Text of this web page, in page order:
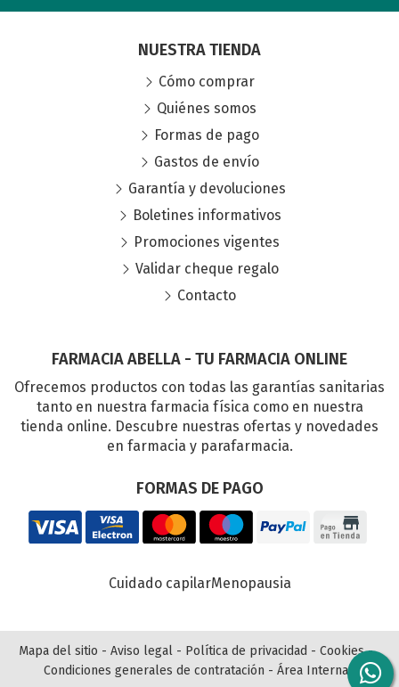
FARMACIA ABELLA - TU FARMACIA ONLINE
Ofrecemos productos con todas las garantías sanitarias
tanto en nuestra farmacia física como en nuestra
tienda online. Descubre nuestras ofertas y novedades
en farmacia y parafarmacia.
FORMAS DE PAGO
NUESTRA TIENDA
Cómo comprar
Quiénes somos
Formas de pago
Gastos de envío
Garantía y devoluciones
Boletines informativos
Promociones vigentes
Validar cheque regalo
Contacto
Cuidado capilarMenopausia
Mapa del sitio - Aviso legal - Política de privacidad - Cookies-
Condiciones generales de contratación - Área Interna